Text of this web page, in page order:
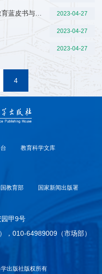
2023-04-27
2023-04-27
2023-04-27
4
教育科学文库
教育部
国家新闻出版署
甲9号
，010-64989009（市场部）
出版社版权所有